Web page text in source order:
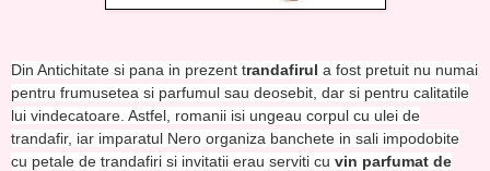
Din Antichitate si pana in prezent trandafirul a fost pretuit nu numai
pentru frumusetea si parfumul sau deosebit, dar si pentru calitatile
lui vindecatoare. Astfel, romanii isi ungeau corpul cu ulei de
trandafir, iar imparatul Nero organiza banchete in sali impodobite
cu petale de trandafiri si invitatii erau serviti cu vin parfumat de